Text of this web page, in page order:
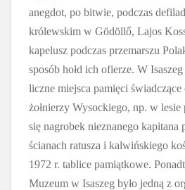
anegdot, po bitwie, podczas
królewskim w Gödöllő, Lajos
kapelusz podczas przemarszu
sposób hołd ich ofierze. W
liczne miejsca pamięci
żołnierzy Wysockiego, np. w lesie
się nagrobek nieznanego kapitana
ścianach ratusza i kalwińskiego
1972 r. tablice pamiątkowe.
Muzeum w Isaszeg było jedną z